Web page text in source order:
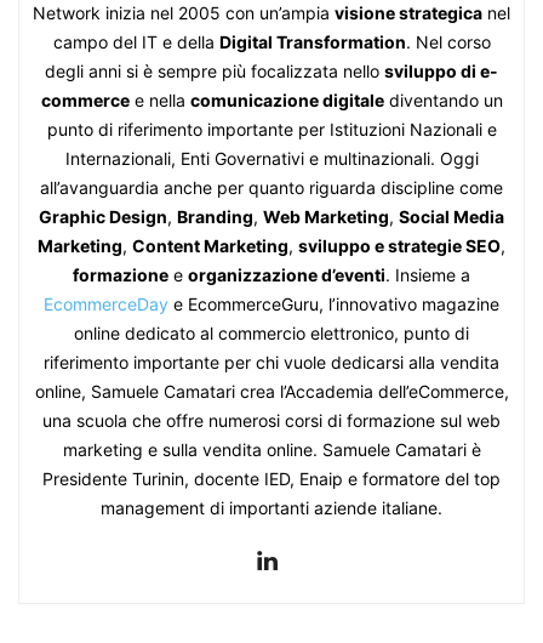
Network inizia nel 2005 con un’ampia visione strategica nel
campo del IT e della Digital Transformation. Nel corso
degli anni si è sempre più focalizzata nello sviluppo di e-
commercee nella comunicazione digitalediventando un
punto di riferimento importante per Istituzioni Nazionali e
Internazionali, Enti Governativi e multinazionali. Oggi
all’avanguardia anche per quanto riguarda discipline come
Graphic Design, Branding, Web Marketing, Social Media
Marketing, Content Marketing, sviluppo e strategie SEO,
formazione e organizzazione d’eventi. Insieme a
EcommerceDay e EcommerceGuru, l’innovativo magazine
online dedicato al commercio elettronico, punto di
riferimento importante per chi vuole dedicarsi alla vendita
online, Samuele Camatari crea l’Accademia dell’eCommerce,
una scuola che offre numerosi corsi di formazione sul web
marketing e sulla vendita online. Samuele Camatari è
Presidente Turinin, docente IED, Enaip e formatore del top
management di importanti aziende italiane.